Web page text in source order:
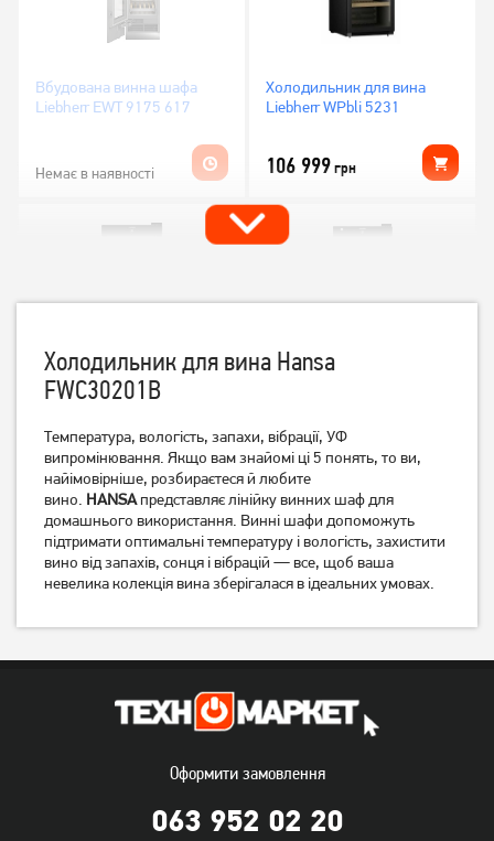
Вбудована винна шафа
Liebherr EWT 9175 617
Немає в наявності
Холодильник для вина
Liebherr WPbli 5231
106 999грн
Винна шафа Liebherr WPbl
5001
106 999грн
Винна шафа Liebherr WPbli
5031
102 999грн
Вбудована винна шафа
Liebherr WKEgw 582
Liebherr WKb 4212
Холодильник для вина Hansa
FWC30201B
Температура, вологість, запахи, вібрації, УФ
випромінювання. Якщо вам знайомі ці 5 понять, то ви,
найімовірніше, розбираєтеся й любите
вино. HANSAпредставляє лінійку винних шаф для
домашнього використання. Винні шафи допоможуть
підтримати оптимальні температуру і вологість, захистити
вино від запахів, сонця і вібрацій — все, щоб ваша
невелика колекція вина зберігалася в ідеальних умовах.
Оформити замовлення
063 952 02 20